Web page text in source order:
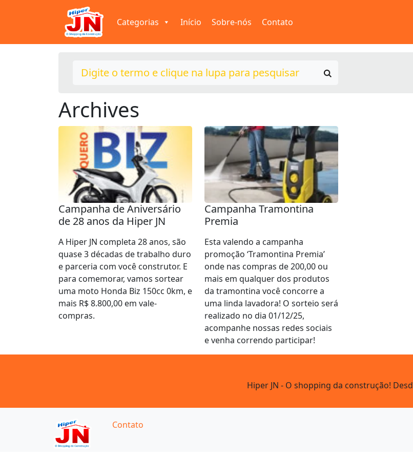
Categorias Início Sobre-nós Contato
Archives
Campanha de Aniversário
de 28 anos da Hiper JN
A Hiper JN completa 28 anos, são
quase 3 décadas de trabalho duro
e parceria com você construtor. E
para comemorar, vamos sortear
uma moto Honda Biz 150cc 0km, e
mais R$ 8.800,00 em vale-
compras.
Campanha Tramontina
Premia
Esta valendo a campanha
promoção ‘Tramontina Premia’
onde nas compras de 200,00 ou
mais em qualquer dos produtos
da tramontina você concorre a
uma linda lavadora! O sorteio será
realizado no dia 01/12/25,
acompanhe nossas redes sociais
e venha correndo participar!
Hiper JN - O shopping da construção!
Contato